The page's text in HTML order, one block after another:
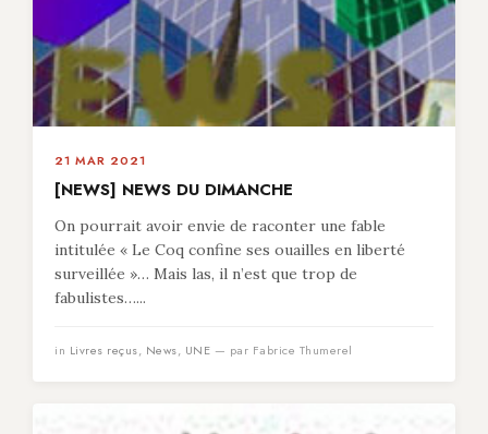
21 MAR 2021
[NEWS] NEWS DU DIMANCHE
On pourrait avoir envie de raconter une fable
intitulée « Le Coq confine ses ouailles en liberté
surveillée »… Mais las, il n’est que trop de
fabulistes…...
in Livres reçus, News, UNE — par Fabrice Thumerel